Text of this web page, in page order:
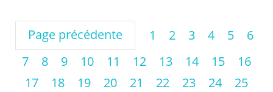
Page précédente 1 2 3 4 5
6
7
8 9 10 11 12 13 14 15
16
17
18 19 20 21 22 23 24
25